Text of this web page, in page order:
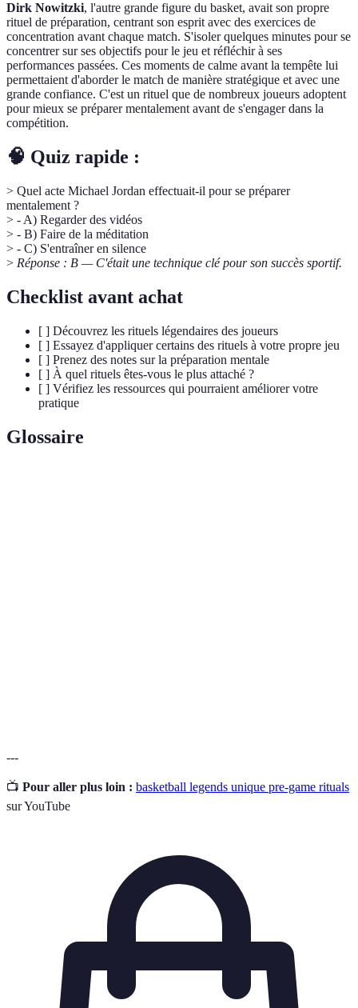
Dirk Nowitzki, l'autre grande figure du basket, avait son propre
rituel de préparation, centrant son esprit avec des exercices de
concentration avant chaque match. S'isoler quelques minutes pour se
concentrer sur ses objectifs pour le jeu et réfléchir à ses
performances passées. Ces moments de calme avant la tempête lui
permettaient d'aborder le match de manière stratégique et avec une
grande confiance. C'est un rituel que de nombreux joueurs adoptent
pour mieux se préparer mentalement avant de s'engager dans la
compétition.
🧠 Quiz rapide :
> Quel acte Michael Jordan effectuait-il pour se préparer
mentalement ?
> - A) Regarder des vidéos
> - B) Faire de la méditation
> - C) S'entraîner en silence
> Réponse : B — C'était une technique clé pour son succès sportif.
Checklist avant achat
[ ] Découvrez les rituels légendaires des joueurs
[ ] Essayez d'appliquer certains des rituels à votre propre jeu
[ ] Prenez des notes sur la préparation mentale
[ ] À quel rituels êtes-vous le plus attaché ?
[ ] Vérifiez les ressources qui pourraient améliorer votre
pratique
Glossaire
---
📺 Pour aller plus loin : basketball legends unique pre-game rituals
sur YouTube